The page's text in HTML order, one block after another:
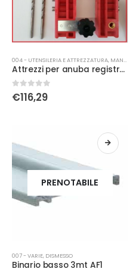
004 - UTENSILERIA E ATTREZZATURA, MANUALE
Attrezzi per anuba registrabile AGB Ø14/16 battente
0Su 5
€116,29
PRENOTABILE
007 - VARIE, DISMESSO
Binario basso 3mt AF1